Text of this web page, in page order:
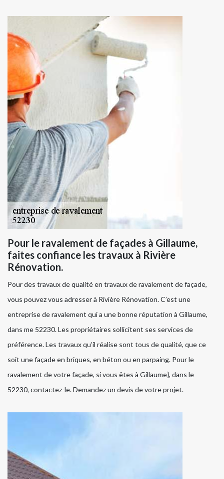
Pour le ravalement de façades à Gillaume,
faites confiance les travaux à Rivière
Rénovation.
Pour des travaux de qualité en travaux de ravalement de façade,
vous pouvez vous adresser à Rivière Rénovation. C’est une
entreprise de ravalement qui a une bonne réputation à Gillaume,
dans me 52230. Les propriétaires sollicitent ses services de
préférence. Les travaux qu’il réalise sont tous de qualité, que ce
soit une façade en briques, en béton ou en parpaing. Pour le
ravalement de votre façade, si vous êtes à Gillaume}, dans le
52230, contactez-le. Demandez un devis de votre projet.